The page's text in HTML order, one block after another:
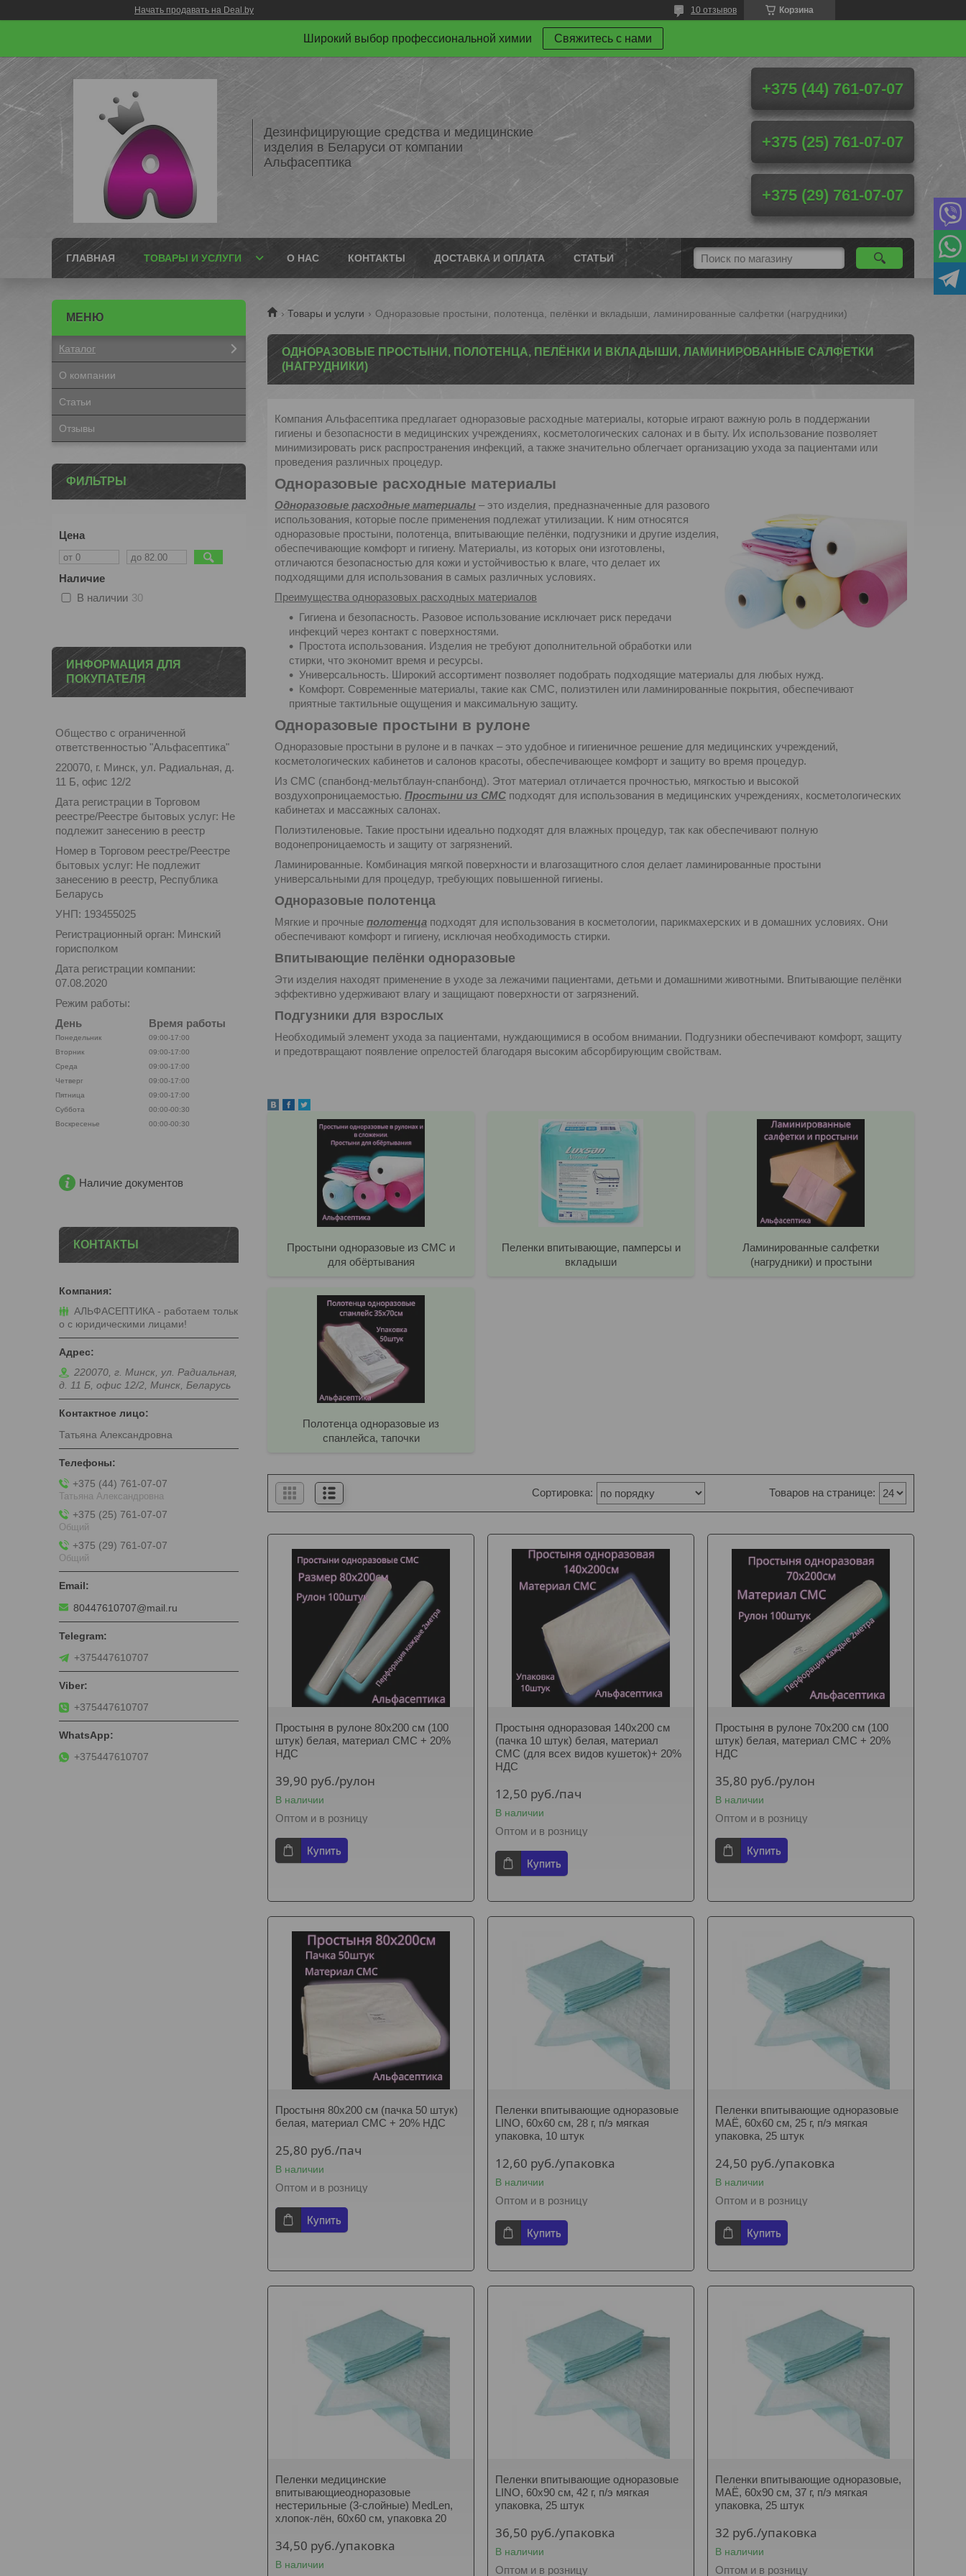
Начать продавать на Deal.by Корзина
10 отзывов
Широкий выбор профессиональной химии Свяжитесь с нами
Дезинфицирующие средства и медицинские
изделия в Беларуси от компании
Альфасептика
+375 (44) 761-07-07
+375 (25) 761-07-07
+375 (29) 761-07-07
ГЛАВНАЯ ТОВАРЫ И УСЛУГИ О НАС КОНТАКТЫ ДОСТАВКА И ОПЛАТА СТАТЬИ
Товары и услуги Одноразовые простыни, полотенца, пелёнки и вкладыши, ламинированные салфетки (нагрудники)
ОДНОРАЗОВЫЕ ПРОСТЫНИ, ПОЛОТЕНЦА, ПЕЛЁНКИ И ВКЛАДЫШИ, ЛАМИНИРОВАННЫЕ САЛФЕТКИ
(НАГРУДНИКИ)
Компания Альфасептика предлагает одноразовые расходные материалы, которые играют важную роль в поддержании
гигиены и безопасности в медицинских учреждениях, косметологических салонах и в быту. Их использование позволяет
минимизировать риск распространения инфекций, а также значительно облегчает организацию ухода за пациентами или
проведения различных процедур.
Одноразовые расходные материалы
Одноразовые расходные материалы – это изделия, предназначенные для разового
использования, которые после применения подлежат утилизации. К ним относятся
одноразовые простыни, полотенца, впитывающие пелёнки, подгузники и другие изделия,
обеспечивающие комфорт и гигиену. Материалы, из которых они изготовлены,
отличаются безопасностью для кожи и устойчивостью к влаге, что делает их
подходящими для использования в самых различных условиях.
Преимущества одноразовых расходных материалов
Гигиена и безопасность. Разовое использование исключает риск передачи
инфекций через контакт с поверхностями.
Простота использования. Изделия не требуют дополнительной обработки или
стирки, что экономит время и ресурсы.
Универсальность. Широкий ассортимент позволяет подобрать подходящие материалы для любых нужд.
Комфорт. Современные материалы, такие как СМС, полиэтилен или ламинированные покрытия, обеспечивают
приятные тактильные ощущения и максимальную защиту.
Одноразовые простыни в рулоне
Одноразовые простыни в рулоне и в пачках – это удобное и гигиеничное решение для медицинских учреждений,
косметологических кабинетов и салонов красоты, обеспечивающее комфорт и защиту во время процедур.
Из СМС (спанбонд-мельтблаун-спанбонд). Этот материал отличается прочностью, мягкостью и высокой
воздухопроницаемостью. Простыни из СМС подходят для использования в медицинских учреждениях, косметологических
кабинетах и массажных салонах.
Полиэтиленовые. Такие простыни идеально подходят для влажных процедур, так как обеспечивают полную
водонепроницаемость и защиту от загрязнений.
Ламинированные. Комбинация мягкой поверхности и влагозащитного слоя делает ламинированные простыни
универсальными для процедур, требующих повышенной гигиены.
Одноразовые полотенца
Мягкие и прочные полотенца подходят для использования в косметологии, парикмахерских и в домашних условиях. Они
обеспечивают комфорт и гигиену, исключая необходимость стирки.
Впитывающие пелёнки одноразовые
Эти изделия находят применение в уходе за лежачими пациентами, детьми и домашними животными. Впитывающие пелёнки
эффективно удерживают влагу и защищают поверхности от загрязнений.
Подгузники для взрослых
Необходимый элемент ухода за пациентами, нуждающимися в особом внимании. Подгузники обеспечивают комфорт, защиту
и предотвращают появление опрелостей благодаря высоким абсорбирующим свойствам.
Простыни одноразовые из СМС и
для обёртывания
Пеленки впитывающие, памперсы и
вкладыши
Ламинированные салфетки
(нагрудники) и простыни
Полотенца одноразовые из
спанлейса, тапочки
Простыня в рулоне 80х200 см (100
штук) белая, материал СМС + 20%
НДС
39,90 руб./рулон
В наличии
Оптом и в розницу
Купить
Простыня одноразовая 140х200 см
(пачка 10 штук) белая, материал
СМС (для всех видов кушеток)+ 20%
НДС
12,50 руб./пач
В наличии
Оптом и в розницу
Купить
Простыня в рулоне 70х200 см (100
штук) белая, материал СМС + 20%
НДС
35,80 руб./рулон
В наличии
Оптом и в розницу
Купить
Простыня 80х200 см (пачка 50 штук)
белая, материал СМС + 20% НДС
25,80 руб./пач
В наличии
Оптом и в розницу
Купить
Пеленки впитывающие одноразовые
LINO, 60х60 см, 28 г, п/э мягкая
упаковка, 10 штук
12,60 руб./упаковка
В наличии
Оптом и в розницу
Купить
Пеленки впитывающие одноразовые
МАЁ, 60х60 см, 25 г, п/э мягкая
упаковка, 25 штук
24,50 руб./упаковка
В наличии
Оптом и в розницу
Купить
Пеленки медицинские
впитывающиеодноразовые
нестерильные (3-слойные) MedLen,
хлопок-лён, 60х60 см, упаковка 20
34,50 руб./упаковка
В наличии
Пеленки впитывающие одноразовые
LINO, 60х90 см, 42 г, п/э мягкая
упаковка, 25 штук
36,50 руб./упаковка
В наличии
Оптом и в розницу
Пеленки впитывающие одноразовые,
МАЁ, 60х90 см, 37 г, п/э мягкая
упаковка, 25 штук
32 руб./упаковка
В наличии
Оптом и в розницу
Каталог
О компании
Статьи
Отзывы
ФИЛЬТРЫ
Цена
Наличие
В наличии 30
ИНФОРМАЦИЯ ДЛЯ
ПОКУПАТЕЛЯ
Общество с ограниченной
ответственностью "Альфасептика"
220070, г. Минск, ул. Радиальная, д.
11 Б, офис 12/2
Дата регистрации в Торговом
реестре/Реестре бытовых услуг: Не
подлежит занесению в реестр
Номер в Торговом реестре/Реестре
бытовых услуг: Не подлежит
занесению в реестр, Республика
Беларусь
УНП: 193455025
Регистрационный орган: Минский
горисполком
Дата регистрации компании:
07.08.2020
Режим работы:
День
Время работы
Понедельник
09:00-17:00
Вторник
09:00-17:00
Среда
09:00-17:00
Четверг
09:00-17:00
Пятница
09:00-17:00
Суббота
00:00-00:30
Воскресенье
00:00-00:30
Наличие документов
КОНТАКТЫ
АЛЬФАСЕПТИКА - работаем тольк
о с юридическими лицами!
220070, г. Минск, ул. Радиальная,
д. 11 Б, офис 12/2, Минск, Беларусь
Татьяна Александровна
+375 (44) 761-07-07
Татьяна Александровна
+375 (25) 761-07-07
Общий
+375 (29) 761-07-07
Общий
80447610707@mail.ru
+375447610707
+375447610707
+375447610707